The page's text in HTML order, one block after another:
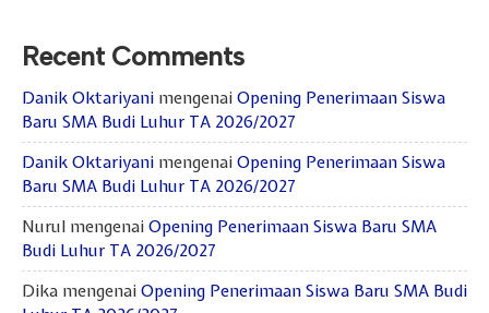
Recent Comments
Danik Oktariyani mengenai Opening Penerimaan Siswa
Baru SMA Budi Luhur TA 2026/2027
Danik Oktariyani mengenai Opening Penerimaan Siswa
Baru SMA Budi Luhur TA 2026/2027
Nurul mengenai Opening Penerimaan Siswa Baru SMA
Budi Luhur TA 2026/2027
Dika mengenai Opening Penerimaan Siswa Baru SMA Budi